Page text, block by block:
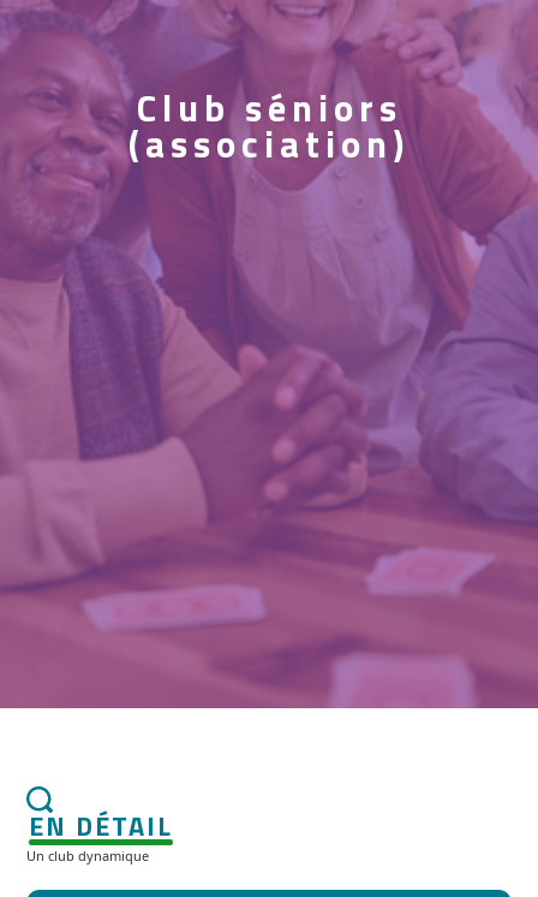
Club séniors
(association)
EN DÉTAIL
Un club dynamique